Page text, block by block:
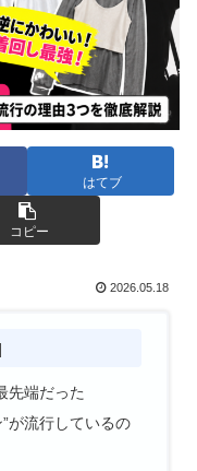
はてブ
コピー
2026.05.18
先端だった
が流行しているの